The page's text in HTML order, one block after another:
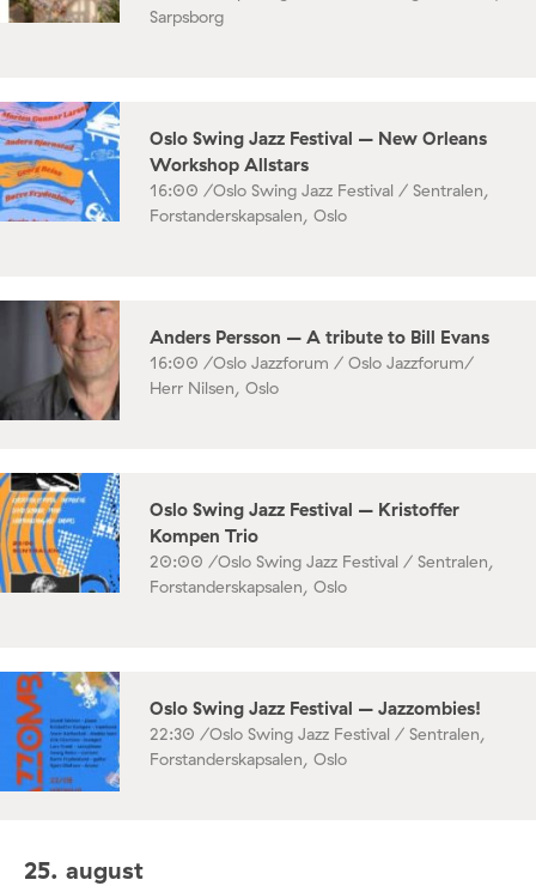
Sarpsborg
Oslo Swing Jazz Festival – New Orleans
Workshop Allstars
16:00 /Oslo Swing Jazz Festival / Sentralen,
Forstanderskapsalen, Oslo
Anders Persson – A tribute to Bill Evans
16:00 /Oslo Jazzforum / Oslo Jazzforum/
Herr Nilsen, Oslo
Oslo Swing Jazz Festival – Kristoffer
Kompen Trio
20:00 /Oslo Swing Jazz Festival / Sentralen,
Forstanderskapsalen, Oslo
Oslo Swing Jazz Festival – Jazzombies!
22:30 /Oslo Swing Jazz Festival / Sentralen,
Forstanderskapsalen, Oslo
25. august